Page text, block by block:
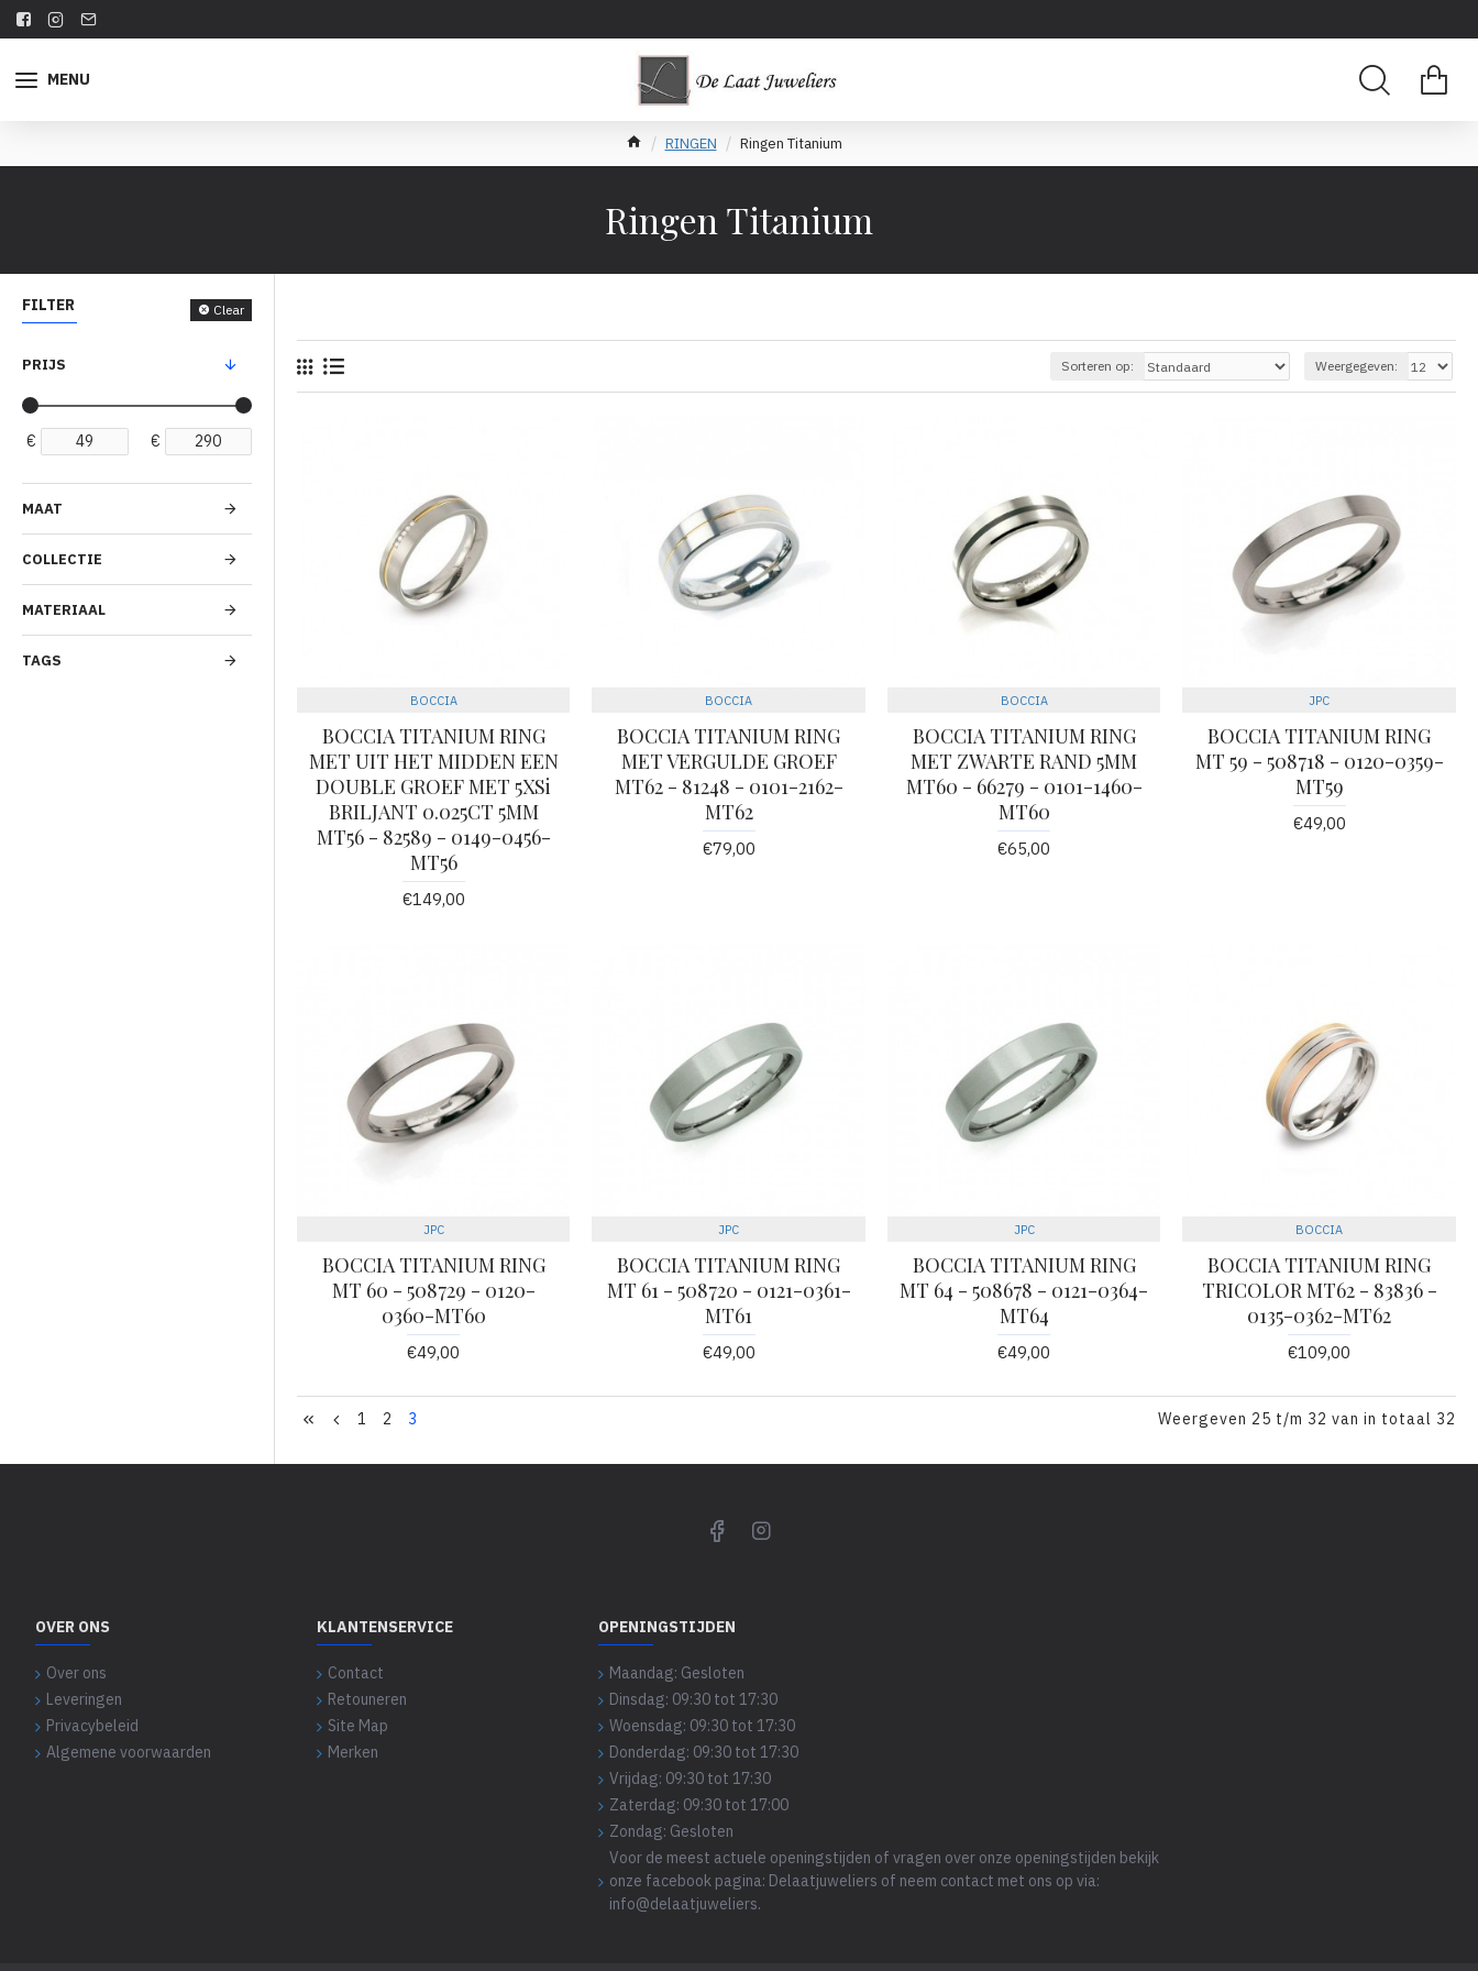
MENU
RINGEN Ringen Titanium
Ringen Titanium
FILTER Clear
PRIJS
€ €
MAAT
COLLECTIE
MATERIAAL
TAGS
Sorteren op: Weergegeven:
BOCCIA
BOCCIA TITANIUM RING
MET UIT HET MIDDEN EEN
DOUBLE GROEF MET 5XSi
BRILJANT 0.025CT 5MM
MT56 - 82589 - 0149-0456-
MT56
€149,00
BOCCIA
BOCCIA TITANIUM RING
MET VERGULDE GROEF
MT62 - 81248 - 0101-2162-
MT62
€79,00
BOCCIA
BOCCIA TITANIUM RING
MET ZWARTE RAND 5MM
MT60 - 66279 - 0101-1460-
MT60
€65,00
JPC
BOCCIA TITANIUM RING
MT 59 - 508718 - 0120-0359-
MT59
€49,00
JPC
BOCCIA TITANIUM RING
MT 60 - 508729 - 0120-
0360-MT60
€49,00
JPC
BOCCIA TITANIUM RING
MT 61 - 508720 - 0121-0361-
MT61
€49,00
JPC
BOCCIA TITANIUM RING
MT 64 - 508678 - 0121-0364-
MT64
€49,00
BOCCIA
BOCCIA TITANIUM RING
TRICOLOR MT62 - 83836 -
0135-0362-MT62
€109,00
1 2 3 Weergeven 25 t/m 32 van in totaal 32
OVER ONS
Over ons
Leveringen
Privacybeleid
Algemene voorwaarden
KLANTENSERVICE
Contact
Retouneren
Site Map
Merken
OPENINGSTIJDEN
Maandag: Gesloten
Dinsdag: 09:30 tot 17:30
Woensdag: 09:30 tot 17:30
Donderdag: 09:30 tot 17:30
Vrijdag: 09:30 tot 17:30
Zaterdag: 09:30 tot 17:00
Zondag: Gesloten
Voor de meest actuele openingstijden of vragen over onze openingstijden bekijk
onze facebook pagina: Delaatjuweliers of neem contact met ons op via:
info@delaatjuweliers.